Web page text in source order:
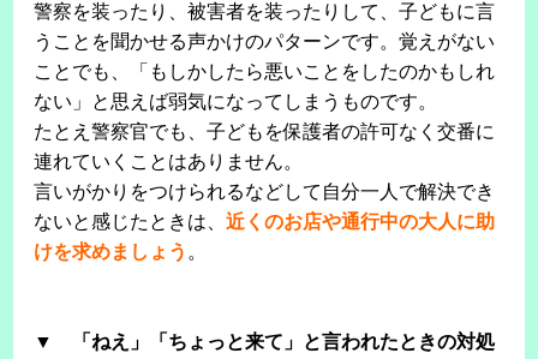
警察を装ったり、被害者を装ったりして、子どもに言
うことを聞かせる声かけのパターンです。覚えがない
ことでも、「もしかしたら悪いことをしたのかもしれ
ない」と思えば弱気になってしまうものです。
たとえ警察官でも、子どもを保護者の許可なく交番に
連れていくことはありません。
言いがかりをつけられるなどして自分一人で解決でき
ないと感じたときは、近くのお店や通行中の大人に助
けを求めましょう 。
▼ 「ねえ」「ちょっと来て」と言われたときの対処